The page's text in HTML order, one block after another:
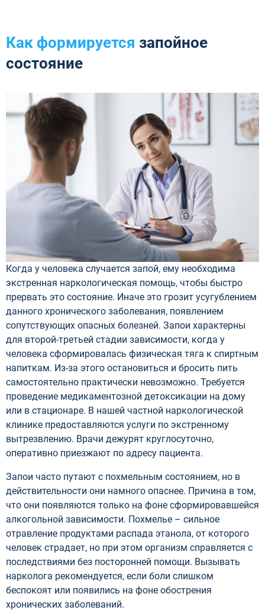
Как формируется запойное
состояние
Когда у человека случается запой, ему необходима
экстренная наркологическая помощь, чтобы быстро
прервать это состояние. Иначе это грозит усугублением
данного хронического заболевания, появлением
сопутствующих опасных болезней. Запои характерны
для второй-третьей стадии зависимости, когда у
человека сформировалась физическая тяга к спиртным
напиткам. Из-за этого остановиться и бросить пить
самостоятельно практически невозможно. Требуется
проведение медикаментозной детоксикации на дому
или в стационаре. В нашей частной наркологической
клинике предоставляются услуги по экстренному
вытрезвлению. Врачи дежурят круглосуточно,
оперативно приезжают по адресу пациента.
Запои часто путают с похмельным состоянием, но в
действительности они намного опаснее. Причина в том,
что они появляются только на фоне сформировавшейся
алкогольной зависимости. Похмелье – сильное
отравление продуктами распада этанола, от которого
человек страдает, но при этом организм справляется с
последствиями без посторонней помощи. Вызывать
нарколога рекомендуется, если боли слишком
беспокоят или появились на фоне обострения
хронических заболеваний.